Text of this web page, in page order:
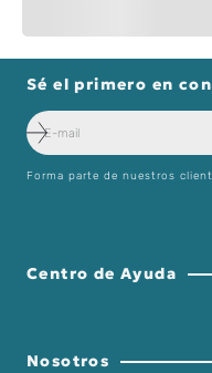
Sé el primero en
Forma parte de nuestros
Centro de Ayuda
Nosotros